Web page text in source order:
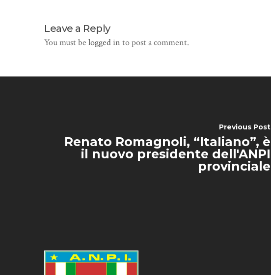
Leave a Reply
You must be logged in to post a comment.
Previous Post
Renato Romagnoli, “Italiano”, è
il nuovo presidente dell'ANPI
provinciale